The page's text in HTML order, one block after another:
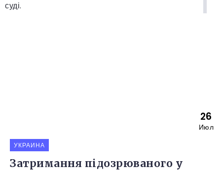
26
Июл
УКРАИНА
Затримання підозрюваного у